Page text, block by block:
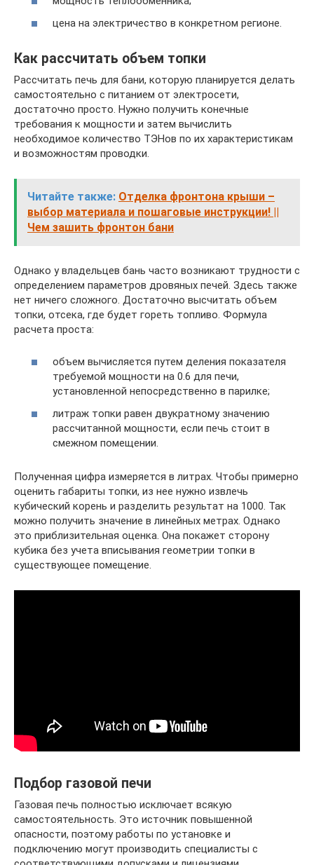
цена на электричество в конкретном регионе.
Как рассчитать объем топки
Рассчитать печь для бани, которую планируется делать
самостоятельно с питанием от электросети,
достаточно просто. Нужно получить конечные
требования к мощности и затем вычислить
необходимое количество ТЭНов по их характеристикам
и возможностям проводки.
Читайте также: Отделка фронтона крыши –
выбор материала и пошаговые инструкции! ||
Чем зашить фронтон бани
Однако у владельцев бань часто возникают трудности с
определением параметров дровяных печей. Здесь также
нет ничего сложного. Достаточно высчитать объем
топки, отсека, где будет гореть топливо. Формула
расчета проста:
объем вычисляется путем деления показателя
требуемой мощности на 0.6 для печи,
установленной непосредственно в парилке;
литраж топки равен двукратному значению
рассчитанной мощности, если печь стоит в
смежном помещении.
Полученная цифра измеряется в литрах. Чтобы примерно
оценить габариты топки, из нее нужно извлечь
кубический корень и разделить результат на 1000. Так
можно получить значение в линейных метрах. Однако
это приблизительная оценка. Она покажет сторону
кубика без учета вписывания геометрии топки в
существующее помещение.
Подбор газовой печи
Газовая печь полностью исключает всякую
самостоятельность. Это источник повышенной
опасности, поэтому работы по установке и
подключению могут производить специалисты с